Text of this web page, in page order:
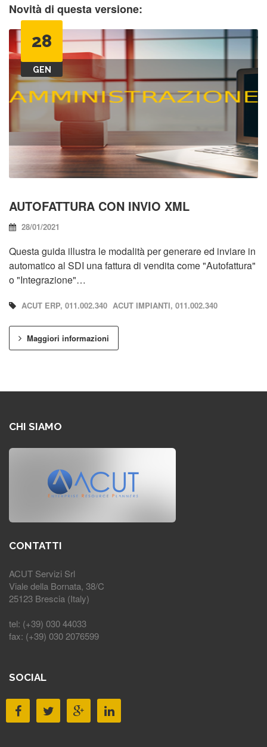
Novità di questa versione:
28
GEN
AUTOFATTURA CON INVIO XML
28/01/2021
Questa guida illustra le modalità per generare ed inviare in
automatico al SDI una fattura di vendita come "Autofattura"
o "Integrazione"…
ACUT ERP, 011.002.340 ACUT IMPIANTI, 011.002.340
Maggiori informazioni
CHI SIAMO
CONTATTI
ACUT Servizi Srl
Viale della Bornata, 38/C
25123 Brescia (Italy)
tel: (+39) 030 44033
fax: (+39) 030 2076599
SOCIAL